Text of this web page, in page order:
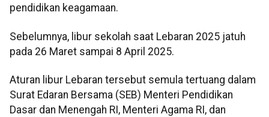
pendidikan keagamaan.
Sebelumnya, libur sekolah saat Lebaran 2025 jatuh
pada 26 Maret sampai 8 April 2025.
Aturan libur Lebaran tersebut semula tertuang dalam
Surat Edaran Bersama (SEB) Menteri Pendidikan
Dasar dan Menengah RI, Menteri Agama RI, dan